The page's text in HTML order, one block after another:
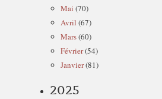
Mai (70)
Avril (67)
Mars(60)
Février(54)
Janvier(81)
2025